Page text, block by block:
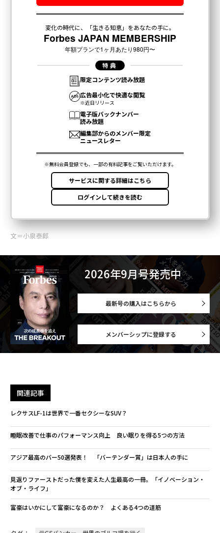
文＝小泉泰郎
2026年9月号発売中
最新号の購入はこちらから
メンバーシップに登録する
関連記事
レクサスLF-1は世界で一番セクシーなSUV？
睡眠改善で仕事のパフォーマンス向上 良い眠りを得る5つの方法
アジア最高のバー50選発表！ 「バーテンダー賞」は日本人の手に
見返りファーストだった僕を変えた人生最高の一冊。「イノベーション・
オブ・ライフ」
富豪はいかにして富豪になるのか？ よくある4つの道筋